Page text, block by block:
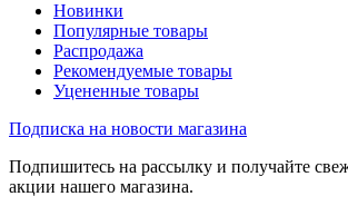
Новинки
Популярные товары
Распродажа
Рекомендуемые товары
Уцененные товары
Подписка на новости магазина
Подпишитесь на рассылку и получайте
акции нашего магазина.